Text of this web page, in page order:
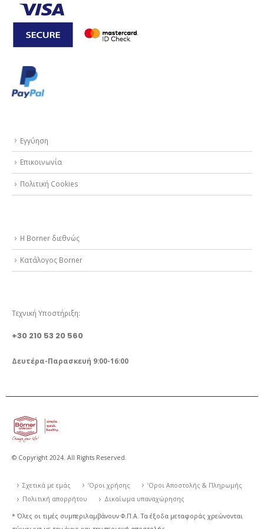
Εγγύηση
Επικοινωνία
Πολιτική Cookies
Η Borner διεθνώς
Κατάλογος Borner
Τεχνική Υποστήριξη:
+30 210 53 20 560
Δευτέρα-Παρασκευή 9:00-16:00
© Copyright 2024. All Rights Reserved.
Σχετικά με εμάς ‘Οροι χρήσης
‘Οροι Αποστολής & Πληρωμής
Πολιτική απορρήτου
Δικαίωμα υπαναχώρησης
* Όλες οι τιμές συμπεριλαμβάνουν Φ.Π.Α. Τα έξοδα μεταφοράς χρεώνονται